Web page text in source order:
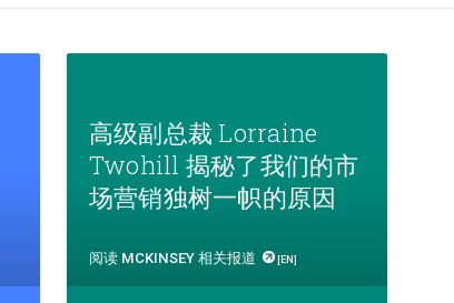
高级副总裁 Lorraine
Twohill 揭秘了我们的市
场营销独树一帜的原因
阅读 MCKINSEY 相关报道 [EN]